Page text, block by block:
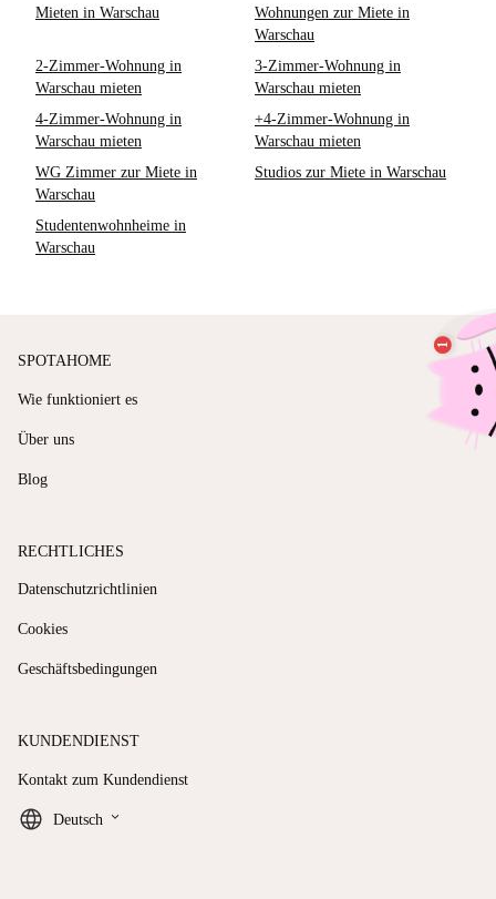
Mieten in Warschau
Wohnungen zur Miete in
Warschau
2-Zimmer-Wohnung in
Warschau mieten
3-Zimmer-Wohnung in
Warschau mieten
4-Zimmer-Wohnung in
Warschau mieten
+4-Zimmer-Wohnung in
Warschau mieten
WG Zimmer zur Miete in
Warschau
Studios zur Miete in Warschau
Studentenwohnheime in
Warschau
SPOTAHOME
Wie funktioniert es
Über uns
Blog
RECHTLICHES
Datenschutzrichtlinien
Cookies
Geschäftsbedingungen
KUNDENDIENST
Kontakt zum Kundendienst
Deutsch keyboard_arrow_down